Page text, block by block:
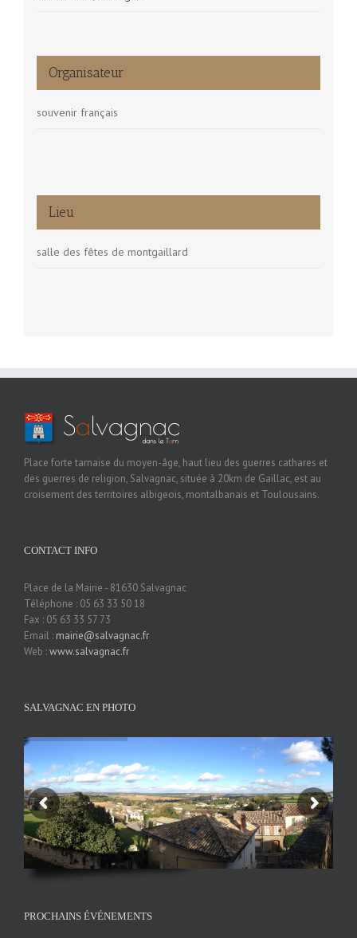
Organisateur
souvenir français
Lieu
salle des fêtes de montgaillard
Place forte tarnaise du moyen-âge, haut lieu des guerres cathares et
des guerres de religion, Salvagnac, située à 20km de Gaillac, est au
croisement des territoires albigeois, montalbanais et Toulousains.
CONTACT INFO
Place de la Mairie - 81630 Salvagnac
Téléphone : 05 63 33 50 18
Fax : 05 63 33 57 73
Email : mairie@salvagnac.fr
Web :www.salvagnac.fr
SALVAGNAC EN PHOTO
PROCHAINS ÉVÉNEMENTS